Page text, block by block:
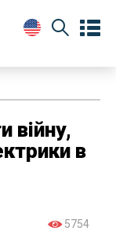
війну,
в
5754